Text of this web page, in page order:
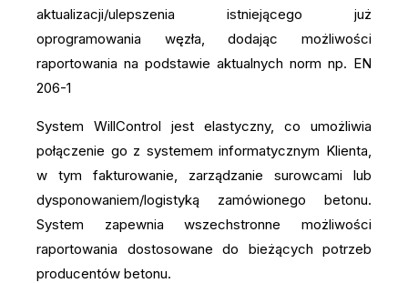
aktualizacji/ulepszenia istniejącego już
oprogramowania węzła, dodając możliwości
raportowania na podstawie aktualnych norm np. EN
206-1
System WillControl jest elastyczny, co umożliwia
połączenie go z systemem informatycznym Klienta,
w tym fakturowanie, zarządzanie surowcami lub
dysponowaniem/logistyką zamówionego betonu.
System zapewnia wszechstronne możliwości
raportowania dostosowane do bieżących potrzeb
producentów betonu.